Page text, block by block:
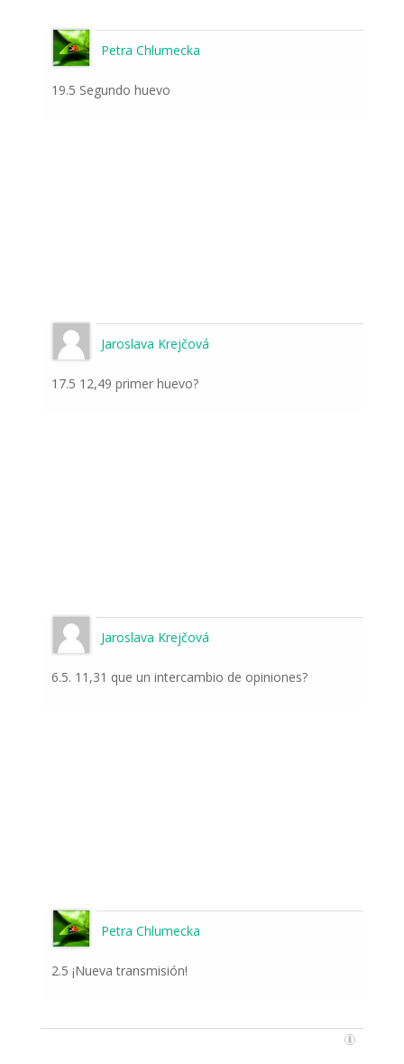
Petra Chlumecka
19.5 Segundo huevo
Jaroslava Krejčová
17.5 12,49 primer huevo?
Jaroslava Krejčová
6.5. 11,31 que un intercambio de opiniones?
Petra Chlumecka
2.5 ¡Nueva transmisión!